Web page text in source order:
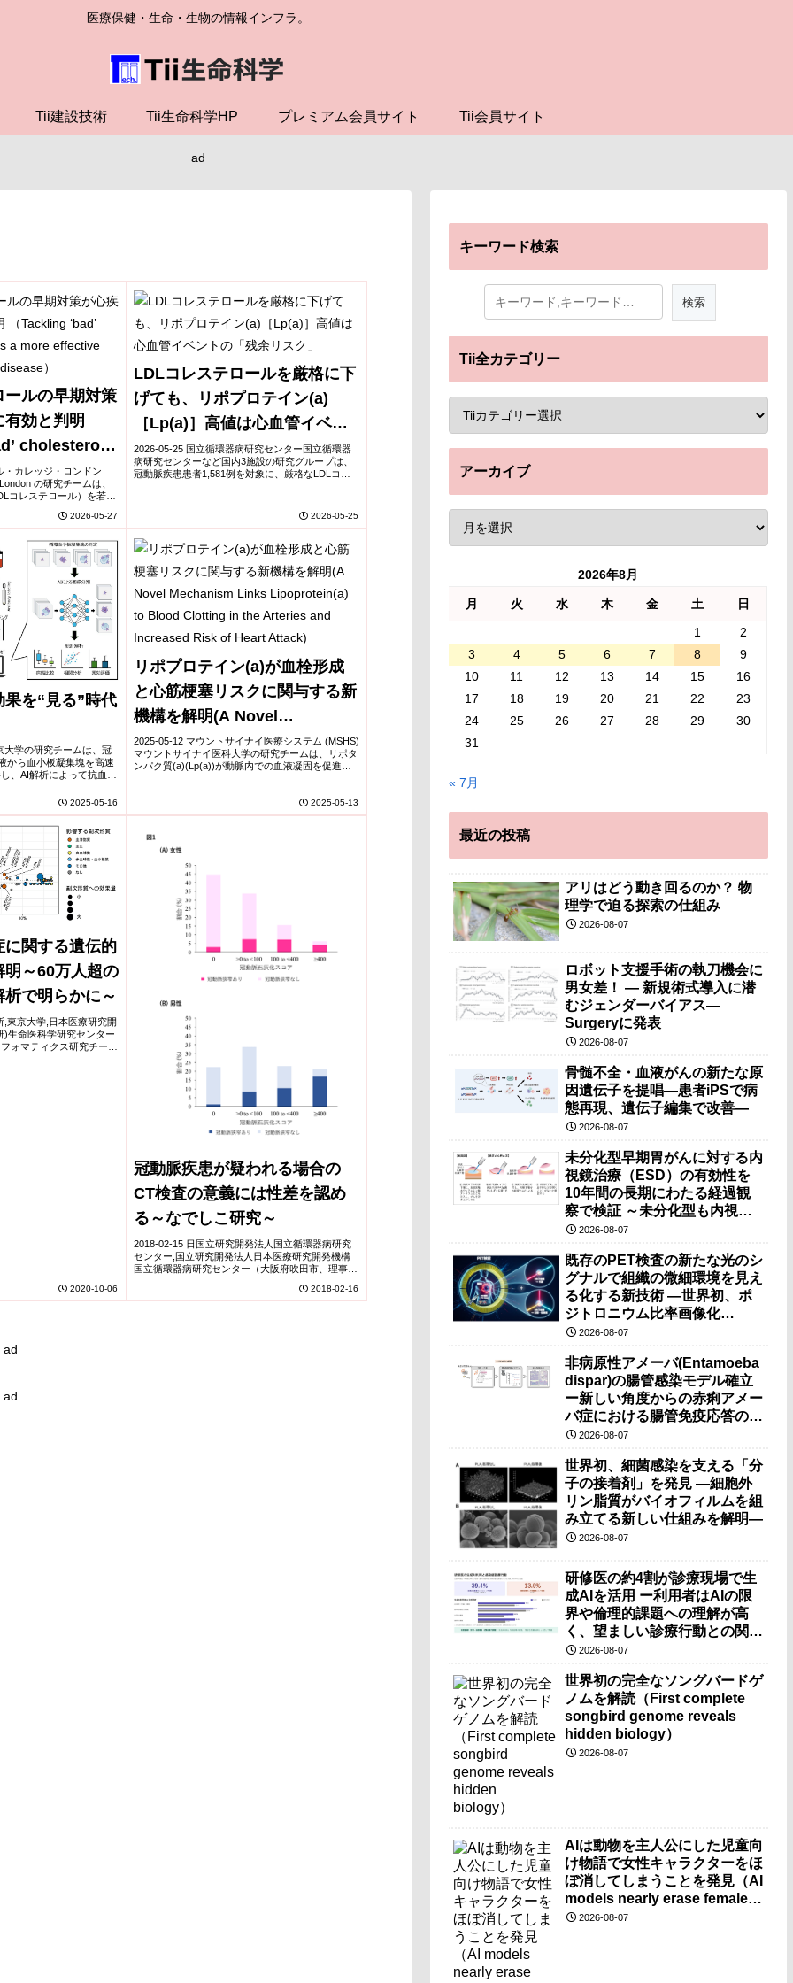
医療保健・生命・生物の情報インフラ。
Tii建設技術 Tii生命科学HP プレミアム会員サイト Tii会員サイト
ad
ルの早期対策
効と判明
cholesterol
effective way
）
・カレッジ・ロンドン
の研究チームは、
コレステロール）を若い
2026-05-27
LDLコレステロールを厳格に下
げても、リポプロテイン(a)
［Lp(a)］高値は心血管イベン
トの「残余リスク」
2026-05-25 国立循環器病研究センター国立循環器
病研究センターなど国内3施設の研究グループは、
冠動脈疾患患者1,581例を対象に、厳格なLDLコレ
2026-05-25
を“見る”時代
大学の研究チームは、冠
から血小板凝集塊を高速
、AI解析によって抗血小
し、薬の種類数に応...
2025-05-16
リポプロテイン(a)が血栓形成
と心筋梗塞リスクに関与する新
機構を解明(A Novel
Mechanism Links
Lipoprotein(a) to Blood
Increased Risk of Heart
Attack)
2025-05-12 マウントサイナイ医療システム (MSHS)
マウントサイナイ医科大学の研究チームは、リポタ
ンパク質(a)(Lp(a))が動脈内での血液凝固を促進
2025-05-13
に関する遺伝的
～60万人超の
で明らかに～
,東京大学,日本医療研究開
生命医科学研究センター
ォマティクス研究チーム
2020-10-06
冠動脈疾患が疑われる場合の
CT検査の意義には性差を認め
る～なでしこ研究～
2018-02-15 日国立研究開発法人国立循環器病研究
センター,国立研究開発法人日本医療研究開発機構
国立循環器病研究センター（大阪府吹田市、理事
の中尾葉子上級研究員、宮本恵宏部長、心臓血管内
2018-02-16
ad
ad
キーワード検索
Tii全カテゴリー
アーカイブ
2026年8月
月 火 水 木 金 土
日
1
2
3
4 5 6 7 8
9
10
11 12 13 14 15
16
17
18 19 20 21 22
23
24
25 26 27 28 29
30
31
« 7月
最近の投稿
アリはどう動き回るのか？ 物
理学で迫る探索の仕組み
2026-08-07
ロボット支援手術の執刀機会に
男女差！ — 新規術式導入に潜
むジェンダーバイアス—
Surgeryに発表
2026-08-07
骨髄不全・血液がんの新たな原
因遺伝子を提唱―患者iPSで病
態再現、遺伝子編集で改善―
2026-08-07
未分化型早期胃がんに対する内
視鏡治療（ESD）の有効性を
10年間の長期にわたる経過観
察で検証 ～未分化型も内視鏡
治療で胃の温存が可能～
2026-08-07
既存のPET検査の新たな光のシ
グナルで組織の微細環境を見え
る化する新技術 ―世界初、ポ
ジトロニウム比率画像化
（PRI）の原理検証に成功―
2026-08-07
非病原性アメーバ(Entamoeba
dispar)の腸管感染モデル確立
ー新しい角度からの赤痢アメー
バ症における腸管免疫応答の理
解に期待ー
2026-08-07
世界初、細菌感染を支える「分
子の接着剤」を発見 ―細胞外
リン脂質がバイオフィルムを組
み立てる新しい仕組みを解明―
2026-08-07
研修医の約4割が診療現場で生
成AIを活用 ー利用者はAIの限
界や倫理的課題への理解が高
く、望ましい診療行動との関連
も確認ー
2026-08-07
世界初の完全なソングバードゲ
ノムを解読（First complete
songbird genome reveals
hidden biology）
2026-08-07
AIは動物を主人公にした児童向
け物語で女性キャラクターをほ
ぼ消してしまうことを発見（AI
models nearly erase female
characters when they write
2026-08-07